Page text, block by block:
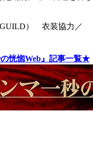
GUILD） 衣装協力／
恍惚Web』記事一覧★